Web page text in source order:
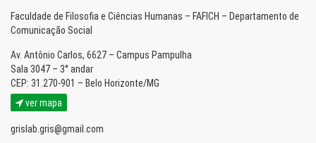
Faculdade de Filosofia e Ciências Humanas – FAFICH – Departamento de
Comunicação Social
Av. Antônio Carlos, 6627 – Campus Pampulha
Sala 3047 – 3° andar
CEP: 31.270-901 – Belo Horizonte/MG
ver mapa
grislab.gris@gmail.com